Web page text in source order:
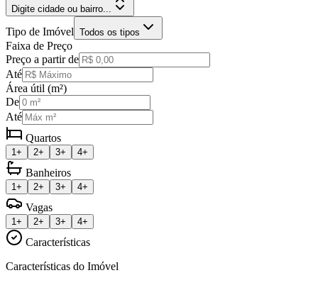
Digite cidade ou bairro...
Tipo de Imóvel Todos os tipos
Faixa de Preço
Preço a partir de
Até
Área útil (m²)
De
Até
Quartos
1+ 2+ 3+ 4+
Banheiros
1+ 2+ 3+ 4+
Vagas
1+ 2+ 3+ 4+
Características
Características do Imóvel